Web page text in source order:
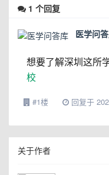
1 个回复
医学问
想要了解深圳这所
校
#1楼 回复于
关于作者